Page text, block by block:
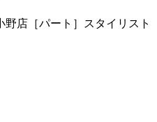
店［パート］スタイリスト